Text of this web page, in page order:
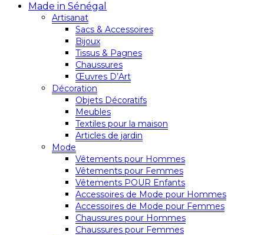
Made in Sénégal
Artisanat
Sacs & Accessoires
Bijoux
Tissus & Pagnes
Chaussures
Œuvres D’Art
Décoration
Objets Décoratifs
Meubles
Textiles pour la maison
Articles de jardin
Mode
Vêtements pour Hommes
Vêtements pour Femmes
Vêtements POUR Enfants
Accessoires de Mode pour Hommes
Accessoires de Mode pour Femmes
Chaussures pour Hommes
Chaussures pour Femmes